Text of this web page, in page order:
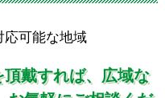
応可能な地域
戴すれば、広域な